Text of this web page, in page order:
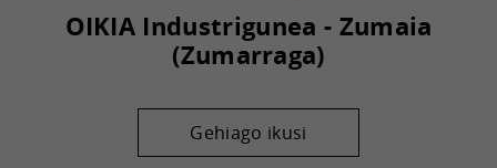
OIKIA Industrigunea - Zumaia
(Zumarraga)
Gehiago ikusi